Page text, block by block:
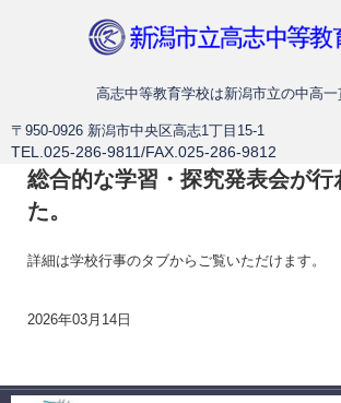
新潟市立高志中等教育学
高志中等教育学校は新潟市立の中高一
〒950-0926 新潟市中央区高志1丁目15-1
TEL.025-286-9811/FAX.025-286-9812
総合的な学習・探究発表会が行
た。
詳細は学校行事のタブからご覧いただけます。
2026年03月14日